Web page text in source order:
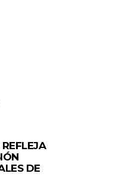
DE